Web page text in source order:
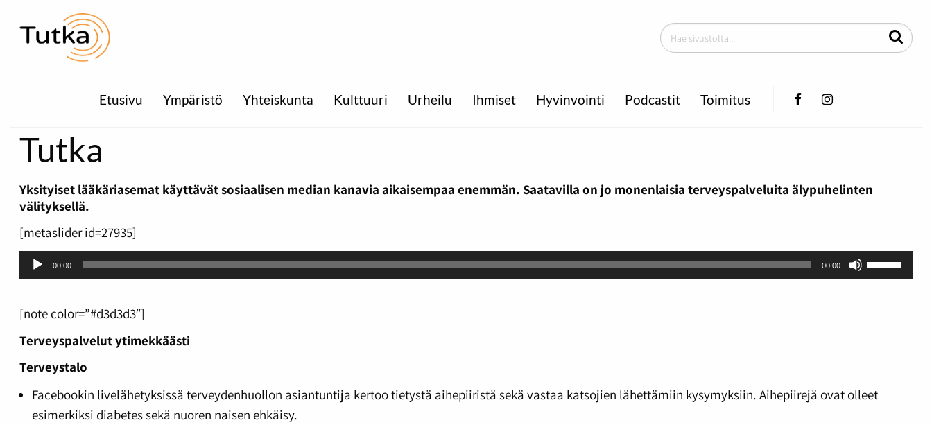
Etusivu Ympäristö Yhteiskunta Kulttuuri Urheilu Ihmiset Hyvinvointi Podcastit Toimitus FacebookInstagram
Tutka
Yksityiset lääkäriasemat käyttävät sosiaalisen median kanavia aikaisempaa enemmän. Saatavilla on jo monenlaisia terveyspalveluita älypuhelinten
välityksellä.
[metaslider id=27935]
Äänitoistin
00:00 00:00
[note color=”#d3d3d3″]
Terveyspalvelut ytimekkäästi
Terveystalo
Facebookin livelähetyksissä terveydenhuollon asiantuntija kertoo tietystä aihepiiristä sekä vastaa katsojien lähettämiin kysymyksiin. Aihepiirejä ovat olleet
esimerkiksi diabetes sekä nuoren naisen ehkäisy.